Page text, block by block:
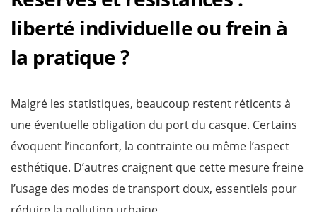
liberté individuelle ou frein à
la pratique ?
Malgré les statistiques, beaucoup restent réticents à
une éventuelle obligation du port du casque. Certains
évoquent l’inconfort, la contrainte ou même l’aspect
esthétique. D’autres craignent que cette mesure freine
l’usage des modes de transport doux, essentiels pour